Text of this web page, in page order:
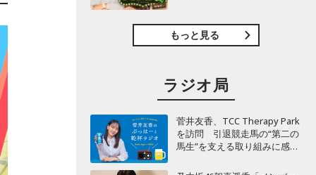
もっと見る
ラジオ局
菅井友香、TCC Therapy Park
を訪問 引退競走馬の“第二の
馬生”を支える取り組みに感